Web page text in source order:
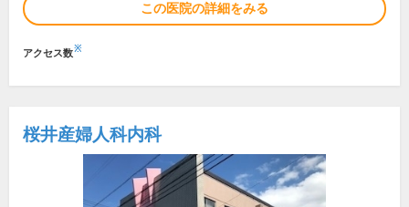
この医院の詳細をみる
アクセス数※
桜井産婦人科内科